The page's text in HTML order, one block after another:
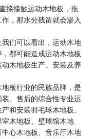
接触运动木地板，拖
，那水分残留就会渗入
们可以看出，运动木地
都可能造成运动木地板
木地板生产、安装及养
板行业的民族品牌，是
、售后的综合性专业运
和安装羽毛球木地板、
木地板、壁球馆木地
心木地板、音乐厅木地